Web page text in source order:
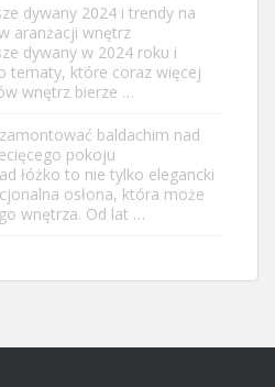
dywany 2024 i trendy na
aranżacji wnętrz
dywany w 2024 roku i
tematy, które coraz więcej
wnętrz bierze …
baldachim nad
pokoju
łóżko to nie tylko elegancki
osłona, która może
wnętrza. Od lat …